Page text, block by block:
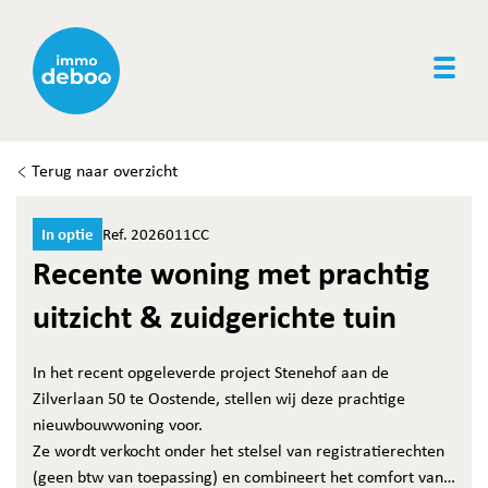
Terug naar overzicht
In optie Ref. 2026011CC
Recente woning met prachtig
uitzicht & zuidgerichte tuin
In het recent opgeleverde project Stenehof aan de
Zilverlaan 50 te Oostende, stellen wij deze prachtige
nieuwbouwwoning voor.
Ze wordt verkocht onder het stelsel van registratierechten
(geen btw van toepassing) en combineert het comfort van